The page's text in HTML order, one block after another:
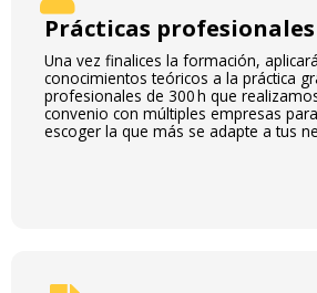
Prácticas profesionales
Una vez finalices la formación,
conocimientos teóricos a la práctica
profesionales de 300 h que
convenio con múltiples empresas
escoger la que más se adapte a tus